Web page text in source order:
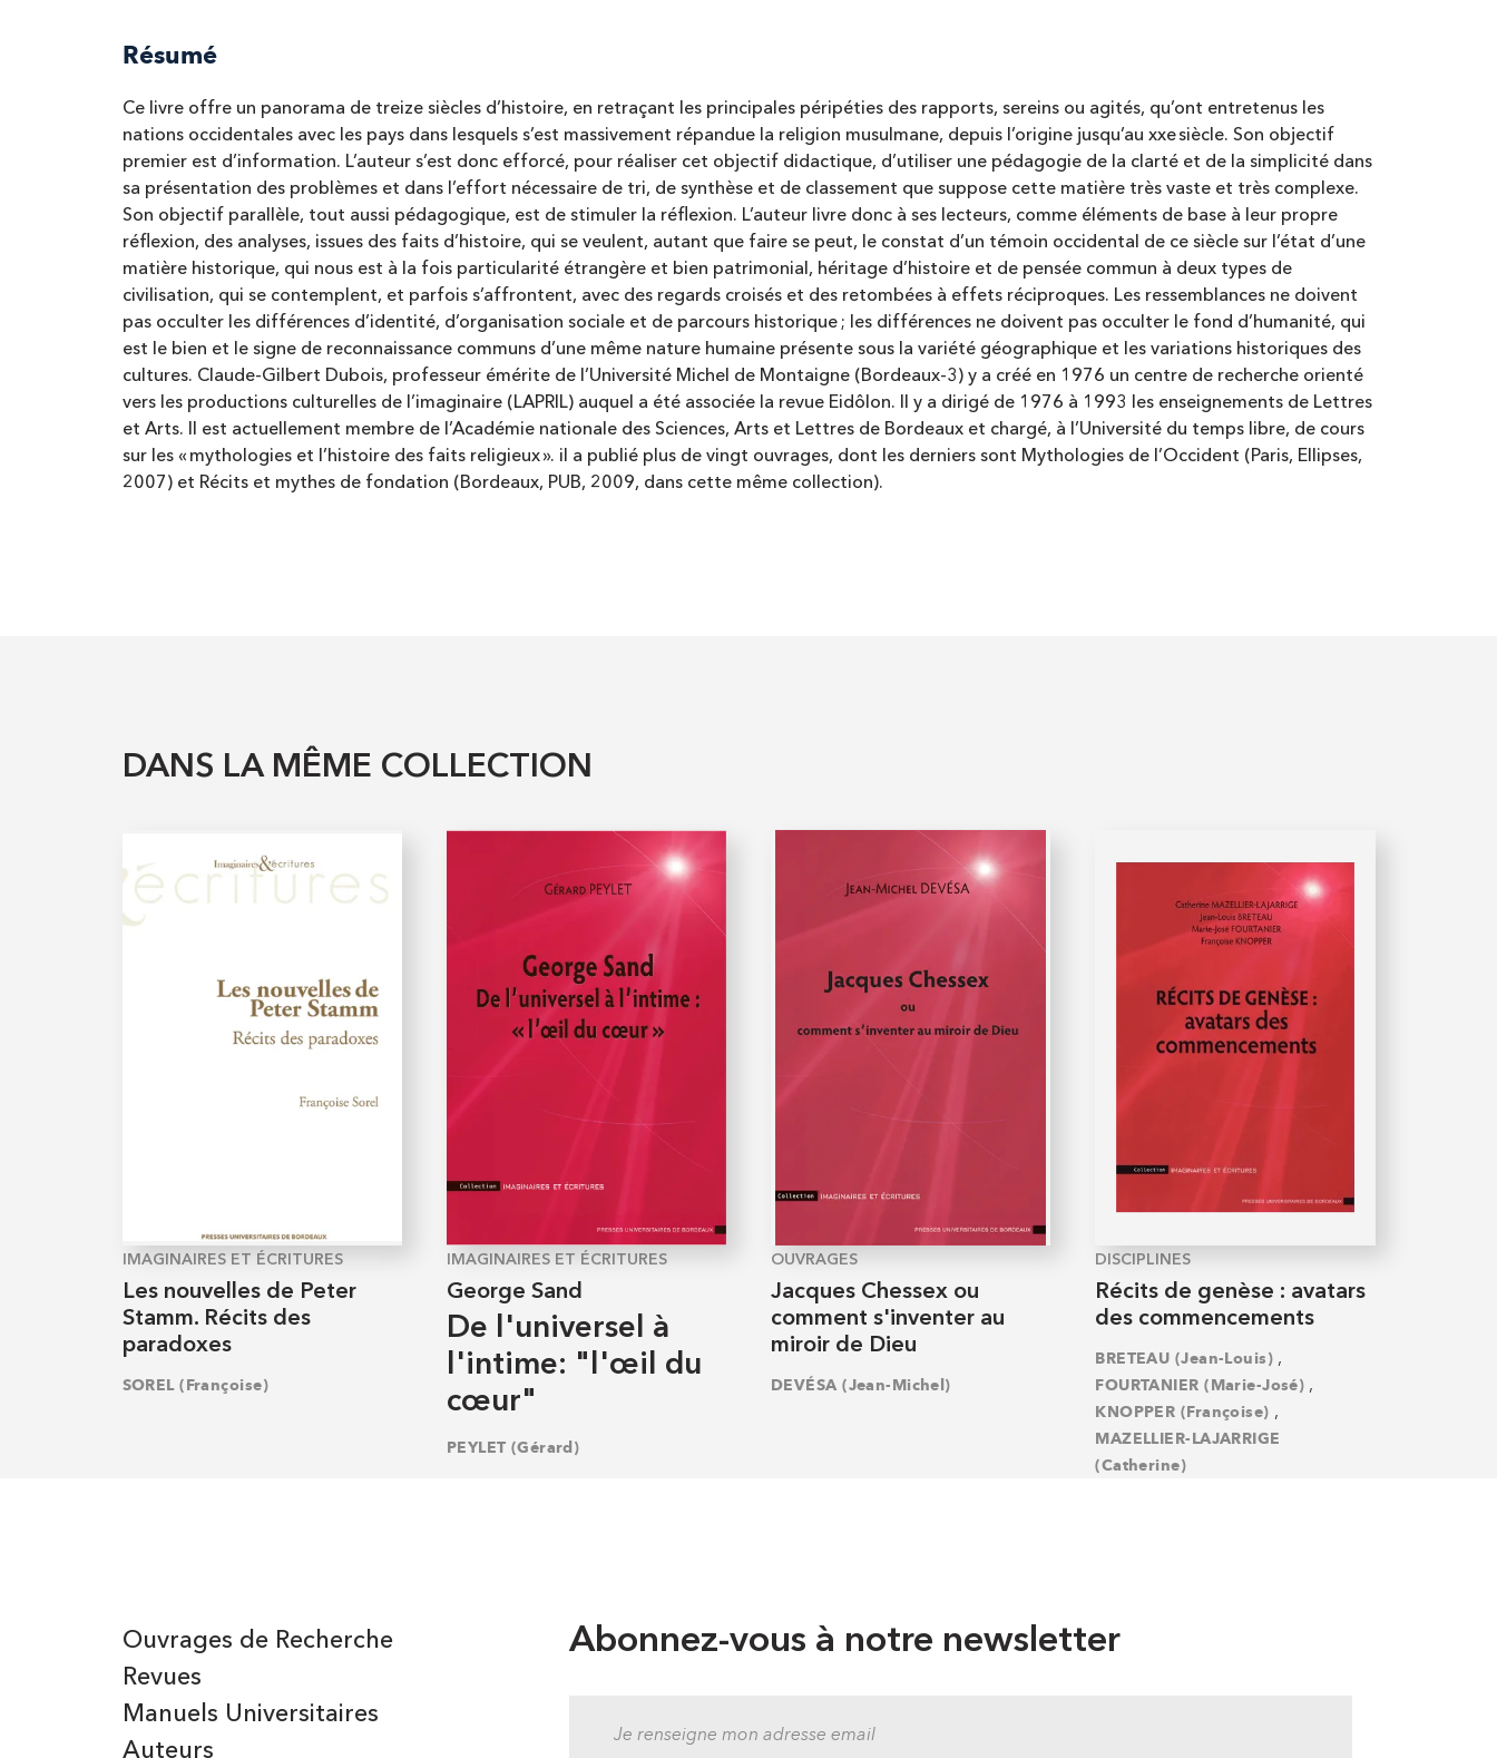
Résumé
Ce livre offre un panorama de treize siècles d’histoire, en retraçant les principales péripéties des rapports, sereins ou agités, qu’ont entretenus les
nations occidentales avec les pays dans lesquels s’est massivement répandue la religion musulmane, depuis l’origine jusqu’au xxe siècle. Son objectif
premier est d’information. L’auteur s’est donc efforcé, pour réaliser cet objectif didactique, d’utiliser une pédagogie de la clarté et de la simplicité dans
sa présentation des problèmes et dans l’effort nécessaire de tri, de synthèse et de classement que suppose cette matière très vaste et très complexe.
Son objectif parallèle, tout aussi pédagogique, est de stimuler la réflexion. L’auteur livre donc à ses lecteurs, comme éléments de base à leur propre
réflexion, des analyses, issues des faits d’histoire, qui se veulent, autant que faire se peut, le constat d’un témoin occidental de ce siècle sur l’état d’une
matière historique, qui nous est à la fois particularité étrangère et bien patrimonial, héritage d’histoire et de pensée commun à deux types de
civilisation, qui se contemplent, et parfois s’affrontent, avec des regards croisés et des retombées à effets réciproques. Les ressemblances ne doivent
pas occulter les différences d’identité, d’organisation sociale et de parcours historique ; les différences ne doivent pas occulter le fond d’humanité, qui
est le bien et le signe de reconnaissance communs d’une même nature humaine présente sous la variété géographique et les variations historiques des
cultures. Claude-Gilbert Dubois, professeur émérite de l’Université Michel de Montaigne (Bordeaux-3) y a créé en 1976 un centre de recherche orienté
vers les productions culturelles de l’imaginaire (LAPRIL) auquel a été associée la revue Eidôlon. Il y a dirigé de 1976 à 1993 les enseignements de Lettres
et Arts. Il est actuellement membre de l’Académie nationale des Sciences, Arts et Lettres de Bordeaux et chargé, à l’Université du temps libre, de cours
sur les « mythologies et l’histoire des faits religieux ». il a publié plus de vingt ouvrages, dont les derniers sont Mythologies de l’­Occident (Paris, Ellipses,
2007) et Récits et mythes de fondation (Bordeaux, PUB, 2009, dans cette même collection).
DANS LA MÊME COLLECTION
IMAGINAIRES ET ÉCRITURES
Les nouvelles de Peter
Stamm. Récits des
paradoxes
SOREL (Françoise)
IMAGINAIRES ET ÉCRITURES
George Sand
De l'universel à
l'intime: "l'œil du
cœur"
PEYLET (Gérard)
OUVRAGES
Jacques Chessex ou
comment s'inventer au
miroir de Dieu
DEVÉSA (Jean-Michel)
DISCIPLINES
Récits de genèse : avatars
des commencements
BRETEAU (Jean-Louis) ,
FOURTANIER (Marie-José) ,
KNOPPER (Françoise) ,
MAZELLIER-LAJARRIGE
(Catherine)
Abonnez-vous à notre newsletter
Auteurs
Manuels Universitaires
Ouvrages de Recherche
Revues